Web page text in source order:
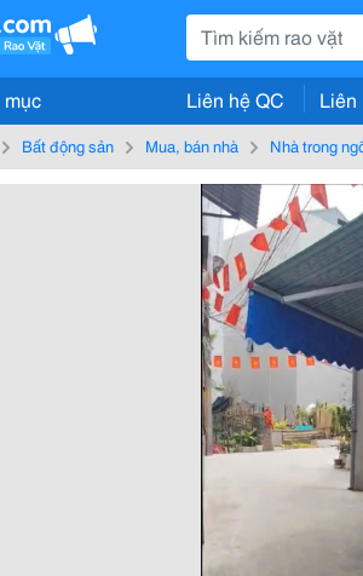
Liên hệ QC Liên
Bất động sản Mua, bán nhà Nhà trong